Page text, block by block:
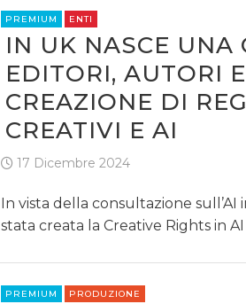
PREMIUM ENTI
IN UK NASCE UNA
EDITORI, AUTORI
CREAZIONE DI
CREATIVI E AI
17 Dicembre 2024
In vista della consultazione
stata creata la Creative Rights in
PREMIUM PRODUZIONE